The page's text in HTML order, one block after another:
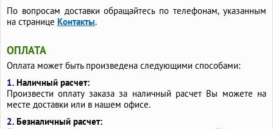
По вопросам доставки обращайтесь по телефонам, указанным
на странице Контакты.
ОПЛАТА
Оплата может быть произведена следующими способами:
1. Наличный расчет:
Произвести оплату заказа за наличный расчет Вы можете на
месте доставки или в нашем офисе.
2. Безналичный расчет: